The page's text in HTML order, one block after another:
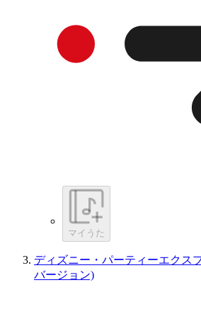
マイうた
ディズニー・パーティーエクス
バージョン)